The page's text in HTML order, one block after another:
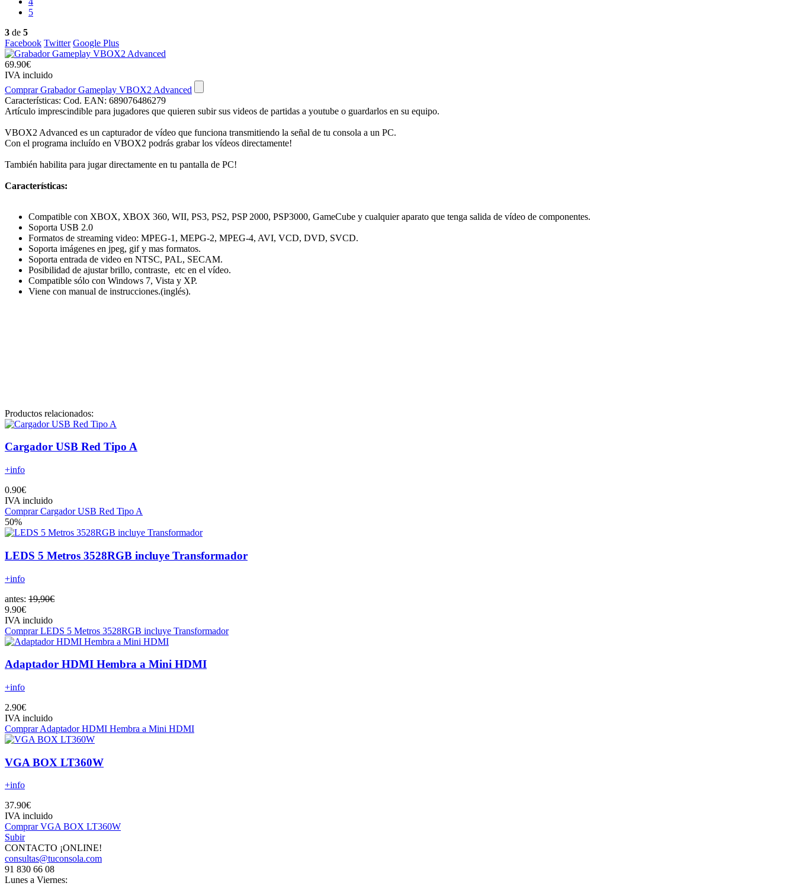
5
3 de 5
Facebook Twitter Google Plus
69.90€
IVA incluido
Comprar Grabador Gameplay VBOX2 Advanced
Características: Cod. EAN: 689076486279
Artículo imprescindible para jugadores que quieren subir sus videos de partidas a youtube o guardarlos en su equipo.
VBOX2 Advanced es un capturador de vídeo que funciona transmitiendo la señal de tu consola a un PC.
Con el programa incluído en VBOX2 podrás grabar los vídeos directamente!
También habilita para jugar directamente en tu pantalla de PC!
Características:
Compatible con XBOX, XBOX 360, WII, PS3, PS2, PSP 2000, PSP3000, GameCube y cualquier aparato que tenga salida de vídeo de componentes.
Soporta USB 2.0
Formatos de streaming video: MPEG-1, MEPG-2, MPEG-4, AVI, VCD, DVD, SVCD.
Soporta imágenes en jpeg, gif y mas formatos.
Soporta entrada de video en NTSC, PAL, SECAM.
Posibilidad de ajustar brillo, contraste, etc en el vídeo.
Compatible sólo con Windows 7, Vista y XP.
Viene con manual de instrucciones.(inglés).
Productos relacionados:
Cargador USB Red Tipo A
+info
0.90€
IVA incluido
Comprar Cargador USB Red Tipo A
50%
LEDS 5 Metros 3528RGB incluye Transformador
+info
antes: 19,90€
9.90€
IVA incluido
Comprar LEDS 5 Metros 3528RGB incluye Transformador
Adaptador HDMI Hembra a Mini HDMI
+info
2.90€
IVA incluido
Comprar Adaptador HDMI Hembra a Mini HDMI
VGA BOX LT360W
+info
37.90€
IVA incluido
Comprar VGA BOX LT360W
Subir
CONTACTO ¡ONLINE!
consultas@tuconsola.com
91 830 66 08
Lunes a Viernes: